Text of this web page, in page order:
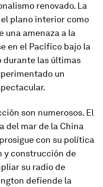
renovado. La
plano interior como
una amenaza a la
en el Pacífico bajo la
durante las últimas
un
son numerosos. El
del mar de la China
con su política
y construcción de
su radio de
defiende la